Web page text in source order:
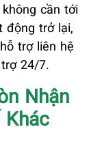
cần tới
động trở lại,
trợ liên hệ
24/7.
Nhận
Khác